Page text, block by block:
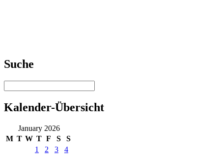
Suche
Kalender-Übersicht
January 2026
M T W T F S
S
1
2 3
4